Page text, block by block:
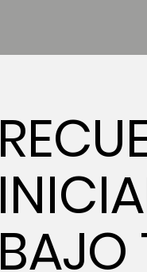
BAJO